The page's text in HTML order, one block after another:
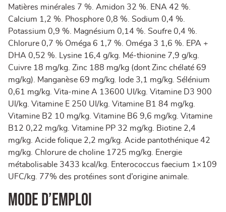
Matières minérales 7 %. Amidon 32 %. ENA 42 %.
Calcium 1,2 %. Phosphore 0,8 %. Sodium 0,4 %.
Potassium 0,9 %. Magnésium 0,14 %. Soufre 0,4 %.
Chlorure 0,7 % Oméga 6 1,7 %. Oméga 3 1,6 %. EPA +
DHA 0,52 %. Lysine 16,4 g/kg. Mé-thionine 7,9 g/kg.
Cuivre 18 mg/kg. Zinc 188 mg/kg (dont Zinc chélaté 69
mg/kg). Manganèse 69 mg/kg. Iode 3,1 mg/kg. Sélénium
0,61 mg/kg. Vita-mine A 13600 UI/kg. Vitamine D3 900
UI/kg. Vitamine E 250 UI/kg. Vitamine B1 84 mg/kg.
Vitamine B2 10 mg/kg. Vitamine B6 9,6 mg/kg. Vitamine
B12 0,22 mg/kg. Vitamine PP 32 mg/kg. Biotine 2,4
mg/kg. Acide folique 2,2 mg/kg. Acide pantothénique 42
mg/kg. Chlorure de choline 1725 mg/kg. Energie
métabolisable 3433 kcal/kg. Enterococcus faecium 1×109
UFC/kg. 77% des protéines sont d’origine animale.
MODE D’EMPLOI